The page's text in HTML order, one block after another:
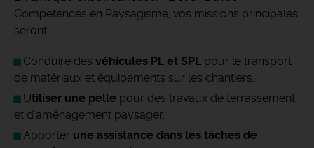
Compétences en Paysagisme, vos missions principales
seront :
Conduire des véhicules PL et SPL pour le transport
de matériaux et équipements sur les chantiers.
Utiliser une pelle pour des travaux de terrassement
et d'aménagement paysager.
Apporter une assistance dans les tâches de